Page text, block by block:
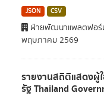
JSON CSV
ฝ่ายพัฒนาแพลตฟอร์
พฤษภาคม 2569
รายงานสถิติแสดงผู้
รัฐ Thailand